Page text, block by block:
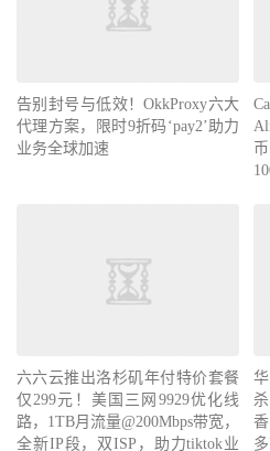
告别封号与低效！OkkProxy六大
代理方案，限时9折码‘pay2’助力
业务全球加速
六六云推出洛杉矶年付特价套餐
仅299元！美国三网9929优化线
路，1TB月流量@200Mbps带宽，
全新IP段，双ISP，助力tiktok业